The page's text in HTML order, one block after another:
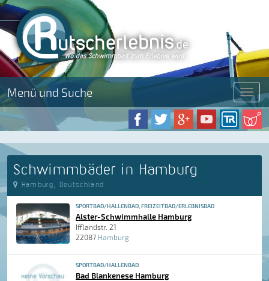
Menü und Suche Menü
Schwimmbäder in Hamburg
Hamburg, Deutschland
SPORTBAD/HALLENBAD, FREIZEITBAD/ERLEBNISBAD
Alster-Schwimmhalle Hamburg
Ifflandstr. 21
22087 Hamburg
SPORTBAD/HALLENBAD
Bad Blankenese Hamburg